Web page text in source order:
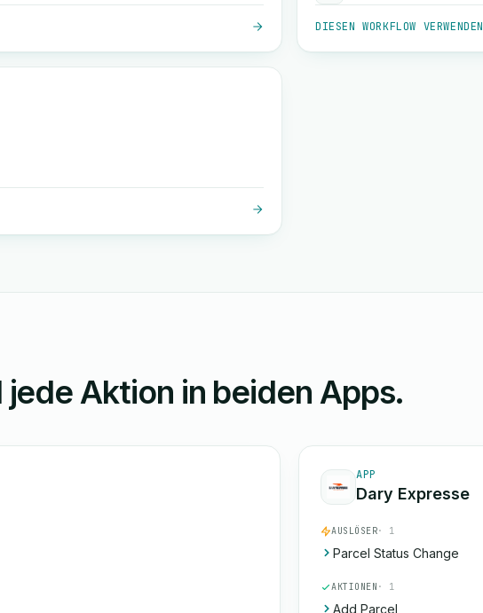
DIESEN WORKFLOW VERWENDEN
Aktion in beiden Apps.
APP
Dary Expresse
AUSLÖSER· 1
Parcel Status Change
AKTIONEN · 1
Add Parcel